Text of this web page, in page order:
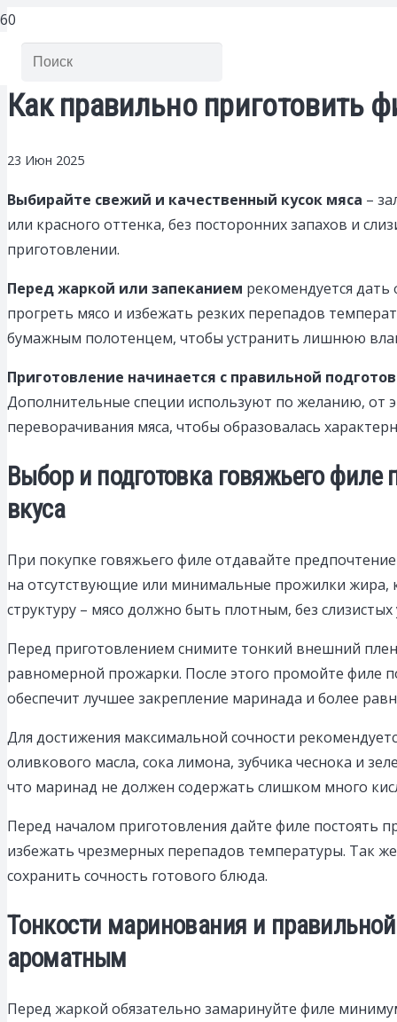
Как правильно приготовить
23 Июн 2025
Выбирайте свежий и качественный кусок мяса –
или красного оттенка, без посторонних запахов и
приготовлении.
Перед жаркой или запеканием рекомендуется
прогреть мясо и избежать резких перепадов
бумажным полотенцем, чтобы устранить лишнюю
Приготовление начинается с правильной
Дополнительные специи используют по желанию, от
переворачивания мяса, чтобы образовалась
Выбор и подготовка говяжьего
вкуса
При покупке говяжьего филе отдавайте
на отсутствующие или минимальные прожилки жира,
структуру – мясо должно быть плотным, без
Перед приготовлением снимите тонкий внешний
равномерной прожарки. После этого промойте филе
обеспечит лучшее закрепление маринада и более
Для достижения максимальной сочности
оливкового масла, сока лимона, зубчика чеснока и
что маринад не должен содержать слишком много
Перед началом приготовления дайте филе постоять
избежать чрезмерных перепадов температуры. Так
сохранить сочность готового блюда.
Тонкости маринования и
ароматным
Перед жаркой обязательно замаринуйте филе